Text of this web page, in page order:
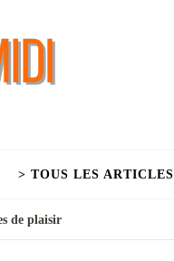
> TOUS LES ARTICLES
de plaisir